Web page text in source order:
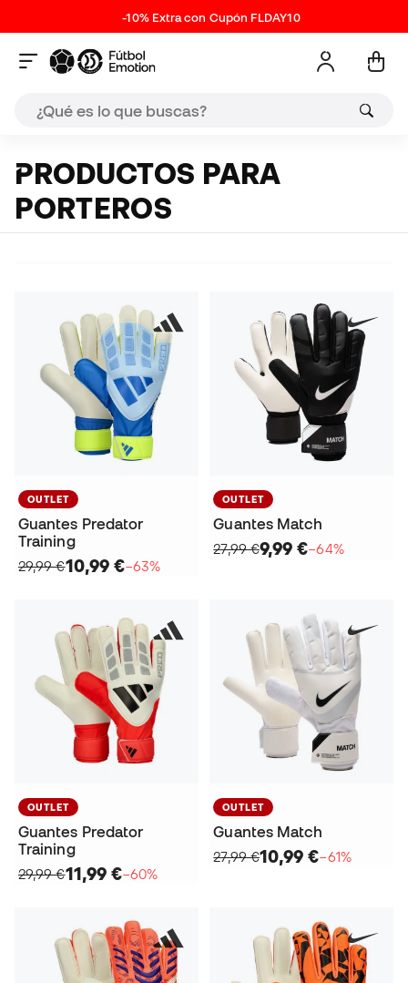
-10% Extra con Cupón FLDAY10
PRODUCTOS PARA
PORTEROS
OUTLET
Guantes Predator
Training
29,99 €10,99 €−63%
OUTLET
Guantes Match
27,99 €9,99 €−64%
OUTLET
Guantes Predator
Training
29,99 €11,99 €−60%
OUTLET
Guantes Match
27,99 €10,99 €−61%